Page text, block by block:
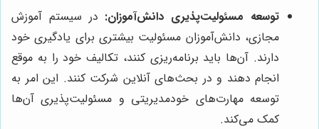
توسعه مسئولیت‌پذیری دانش‌آموزان: در سیستم آموزش
مجازی، دانش‌آموزان مسئولیت بیشتری برای یادگیری خود
دارند. آن‌ها باید برنامه‌ریزی کنند، تکالیف خود را به موقع
انجام دهند و در بحث‌های آنلاین شرکت کنند. این امر به
توسعه مهارت‌های خودمدیریتی و مسئولیت‌پذیری آن‌ها
کمک می‌کند.